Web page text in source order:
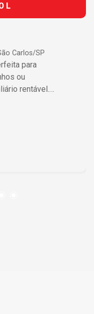
L
Carlos/SP
para
ou
rentável.
em uma
de acesso,
quanto para